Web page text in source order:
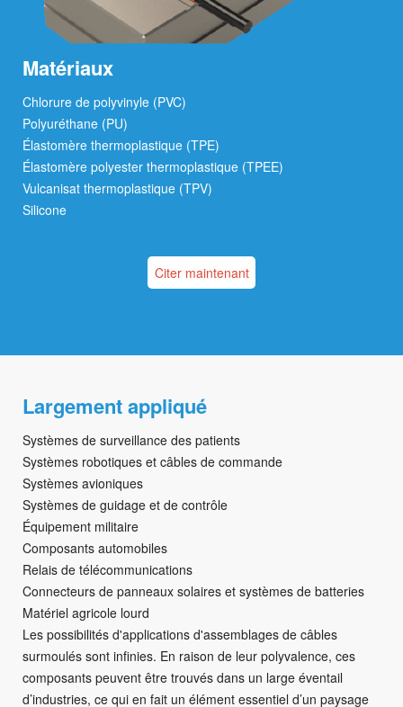
Matériaux
Chlorure de polyvinyle (PVC)
Polyuréthane (PU)
Élastomère thermoplastique (TPE)
Élastomère polyester thermoplastique (TPEE)
Vulcanisat thermoplastique (TPV)
Silicone
Citer maintenant
Largement appliqué
Systèmes de surveillance des patients
Systèmes robotiques et câbles de commande
Systèmes avioniques
Systèmes de guidage et de contrôle
Équipement militaire
Composants automobiles
Relais de télécommunications
Connecteurs de panneaux solaires et systèmes de batteries
Matériel agricole lourd
Les possibilités d'applications d'assemblages de câbles
surmoulés sont infinies. En raison de leur polyvalence, ces
composants peuvent être trouvés dans un large éventail
d’industries, ce qui en fait un élément essentiel d’un paysage